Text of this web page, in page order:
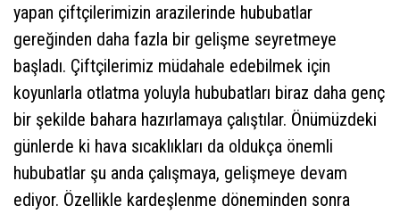
yapan çiftçilerimizin arazilerinde hububatlar
gereğinden daha fazla bir gelişme seyretmeye
başladı. Çiftçilerimiz müdahale edebilmek için
koyunlarla otlatma yoluyla hububatları biraz daha genç
bir şekilde bahara hazırlamaya çalıştılar. Önümüzdeki
günlerde ki hava sıcaklıkları da oldukça önemli
hububatlar şu anda çalışmaya, gelişmeye devam
ediyor. Özellikle kardeşlenme döneminden sonra